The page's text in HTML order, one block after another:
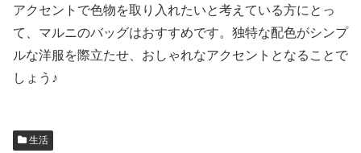
アクセントで色物を取り入れたいと考えている方にとっ
て、マルニのバッグはおすすめです。独特な配色がシンプ
ルな洋服を際立たせ、おしゃれなアクセントとなることで
しょう♪
生活